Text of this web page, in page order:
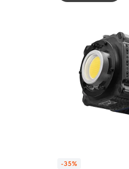
-35%